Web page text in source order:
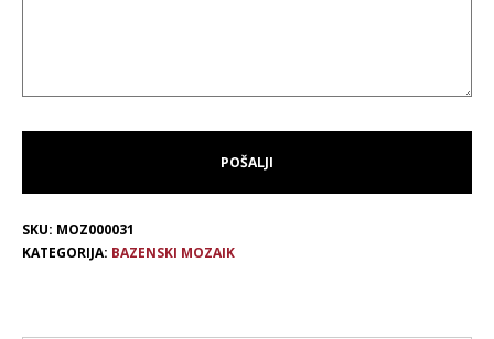
SKU: MOZ000031
KATEGORIJA: BAZENSKI MOZAIK